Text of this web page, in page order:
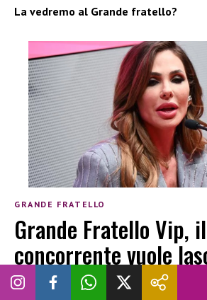
La vedremo al Grande fratello?
GRANDE FRATELLO
Grande Fratello Vip, il
concorrente vuole
Casa: cosa sta